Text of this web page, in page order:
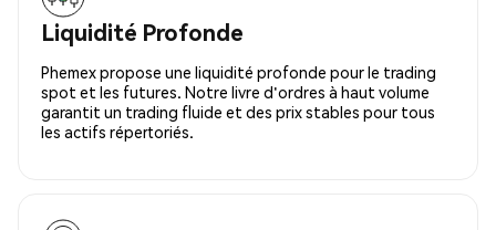
Liquidité Profonde
Phemex propose une liquidité profonde pour le trading
spot et les futures. Notre livre d'ordres à haut volume
garantit un trading fluide et des prix stables pour tous
les actifs répertoriés.